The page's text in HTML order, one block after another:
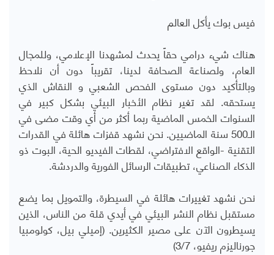
فيس بوك يأكل العالم
هناك شيء درامي حقاً يحدث لمشهدنا الإعلامي، وللمجال
العام، ولصناعة الصحافة لدينا، تقريباً دون أن نلاحظ
وبالتأكيد دون مستوى الفحص الشعبي و النقاش الذي
يستحقه. لقد تغير نظام الأخبار البيئي بشكل كبير في
السنوات الخمس الماضية ربما أكثر من أي وقت مضى في
الـ500 سنة الماضيين. نحن نشهد قفزات هائلة في القدرات
التقنية -الواقع الافتراضي، لقطات الفيديو الحية، البوت ذو
الذكاء الصناعي، تطبيقات الرسائل الفورية والدردشة.
نحن نشهد تغييرات هائلة في السيطرة، والتمويل بما يضع
مستقبل نظام النشر البيئي في أيدي قلة من الناس، الذين
يسيطرون الآن على مصير الكثيرين. (إميلي بيل، كولومبيا
جورناليزم ريفيو، 3/7)